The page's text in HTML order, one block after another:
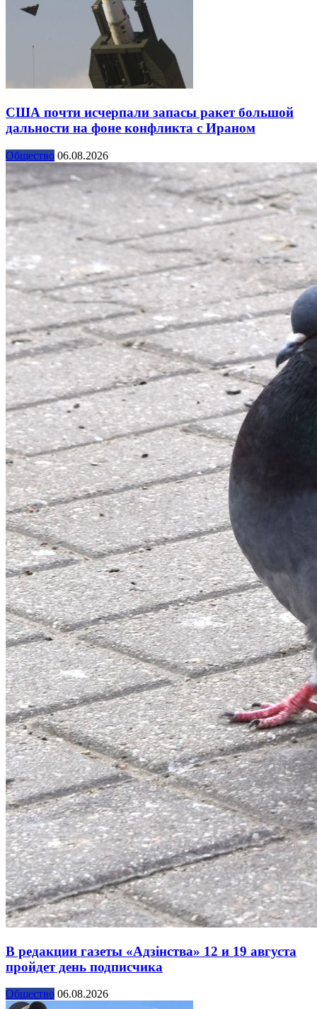
США почти исчерпали запасы ракет большой
дальности на фоне конфликта с Ираном
Общество 06.08.2026
В редакции газеты «Адзінства» 12 и 19 августа
пройдет день подписчика
Общество 06.08.2026